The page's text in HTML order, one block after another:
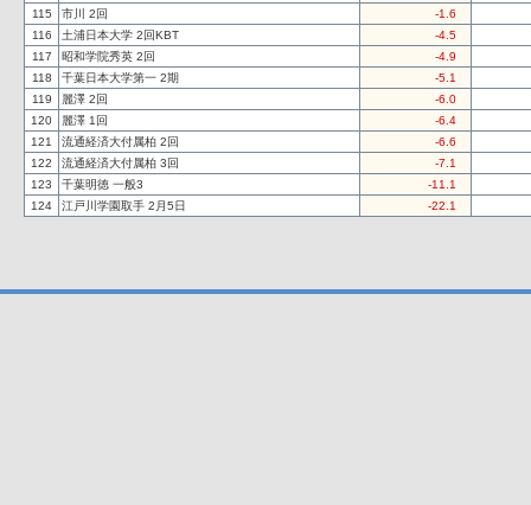
115
市川 2回
-1.6
116
土浦日本大学 2回KBT
-4.5
117
昭和学院秀英 2回
-4.9
118
千葉日本大学第一 2期
-5.1
119
麗澤 2回
-6.0
120
麗澤 1回
-6.4
121
流通経済大付属柏 2回
-6.6
122
流通経済大付属柏 3回
-7.1
123
千葉明徳 一般3
-11.1
124
江戸川学園取手 2月5日 -22.1